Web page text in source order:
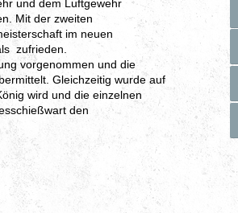
und dem Luftgewehr
Mit der zweiten
im neuen
zufrieden.
vorgenommen und die
Gleichzeitig wurde auf
wird und die einzelnen
den